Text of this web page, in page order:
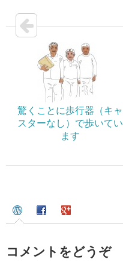
驚くことに歩行器（キャ
スターなし）で歩いてい
ます
コメントをどうぞ